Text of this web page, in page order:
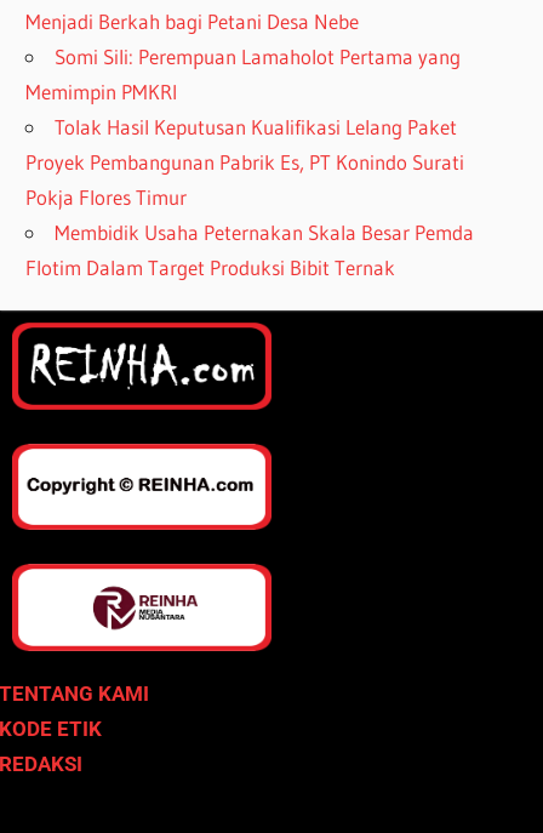
Menjadi Berkah bagi Petani Desa Nebe
Somi Sili: Perempuan Lamaholot Pertama yang
Memimpin PMKRI
Tolak Hasil Keputusan Kualifikasi Lelang Paket
Proyek Pembangunan Pabrik Es, PT Konindo Surati
Pokja Flores Timur
Membidik Usaha Peternakan Skala Besar Pemda
Flotim Dalam Target Produksi Bibit Ternak
TENTANG KAMI
KODE ETIK
REDAKSI